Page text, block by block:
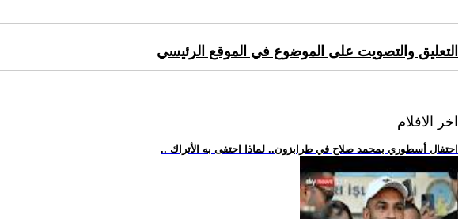
التعليق والتصويت على الموضوع في الموقع الرئيسي
اخر الافلام
.. احتفال أسطوري بمحمد صلاح في طرابزون.. لماذا احتفى به الأتراك